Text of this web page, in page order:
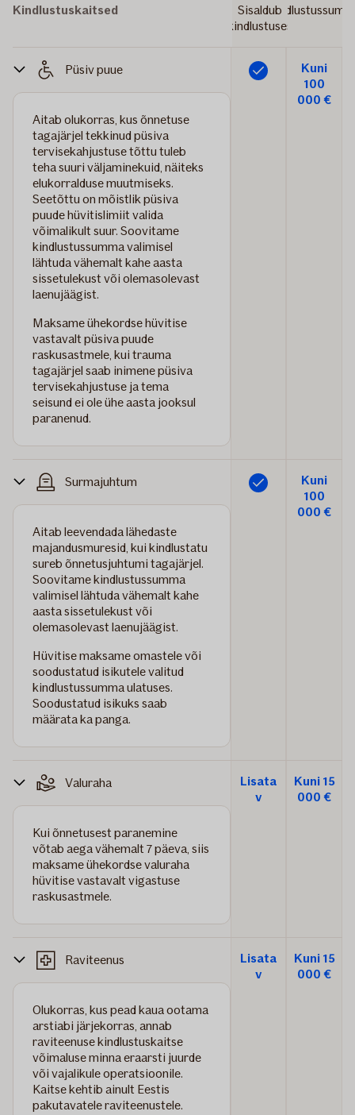
Kindlustuskaitsed
Sisaldub
kindlustuses
Püsiv puue
Aitab olukorras, kus õnnetuse
tagajärjel tekkinud püsiva
tervisekahjustuse tõttu tuleb
teha suuri väljaminekuid, näiteks
elukorralduse muutmiseks.
Seetõttu on mõistlik püsiva
puude hüvitislimiit valida
võimalikult suur. Soovitame
kindlustussumma valimisel
lähtuda vähemalt kahe aasta
sissetulekust või olemasolevast
laenujäägist.
Maksame ühekordse hüvitise
vastavalt püsiva puude
raskusastmele, kui trauma
tagajärjel saab inimene püsiva
tervisekahjustuse ja tema
seisund ei ole ühe aasta jooksul
paranenud.
Lisatud
Kuni
100
000 €
Surmajuhtum
Aitab leevendada lähedaste
majandusmuresid, kui kindlustatu
sureb õnnetusjuhtumi tagajärjel.
Soovitame kindlustussumma
valimisel lähtuda vähemalt kahe
aasta sissetulekust või
olemasolevast laenujäägist.
Hüvitise maksame omastele või
soodustatud isikutelevalitud
kindlustussumma ulatuses.
Soodustatud isikuks saab
määrata ka panga.
Lisatud
Kuni
100
000 €
Valuraha
Kui õnnetusest paranemine
võtab aega vähemalt 7 päeva, siis
maksame ühekordse valuraha
hüvitise vastavalt vigastuse
raskusastmele.
Lisata
v
Kuni 15
000 €
Raviteenus
Olukorras, kus pead kaua ootama
arstiabi järjekorras, annab
raviteenuse kindlustuskaitse
võimaluse minna eraarsti juurde
või vajalikule operatsioonile.
Kaitse kehtib ainult Eestis
pakutavatele raviteenustele.
Lisata
v
Kuni 15
000 €